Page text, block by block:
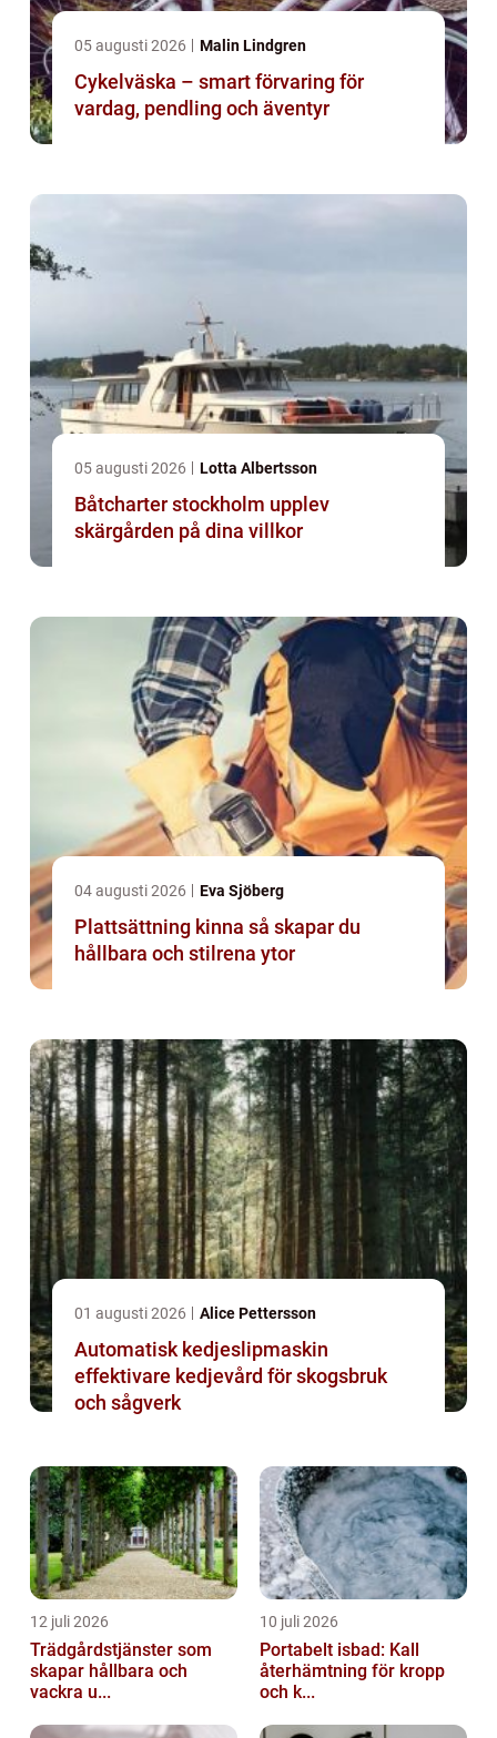
05 augusti 2026 Malin Lindgren
Cykelväska – smart förvaring för
vardag, pendling och äventyr
05 augusti 2026 Lotta Albertsson
Båtcharter stockholm upplev
skärgården på dina villkor
04 augusti 2026 Eva Sjöberg
Plattsättning kinna så skapar du
hållbara och stilrena ytor
01 augusti 2026 Alice Pettersson
Automatisk kedjeslipmaskin
effektivare kedjevård för skogsbruk
och sågverk
12 juli 2026
Trädgårdstjänster som
skapar hållbara och
vackra u...
10 juli 2026
Portabelt isbad: Kall
återhämtning för kropp
och k...